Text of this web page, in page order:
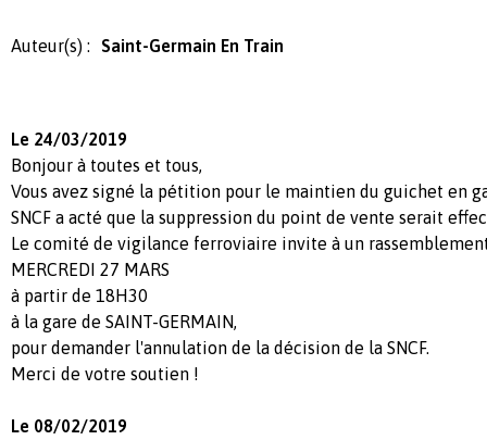
Auteur(s) : Saint-Germain En Train
Le 24/03/2019
Bonjour à toutes et tous,
Vous avez signé la pétition pour le maintien du guichet en
SNCF a acté que la suppression du point de vente serait
Le comité de vigilance ferroviaire invite à un
MERCREDI 27 MARS
à partir de 18H30
à la gare de SAINT-GERMAIN,
pour demander l'annulation de la décision de la SNCF.
Merci de votre soutien !
Le 08/02/2019